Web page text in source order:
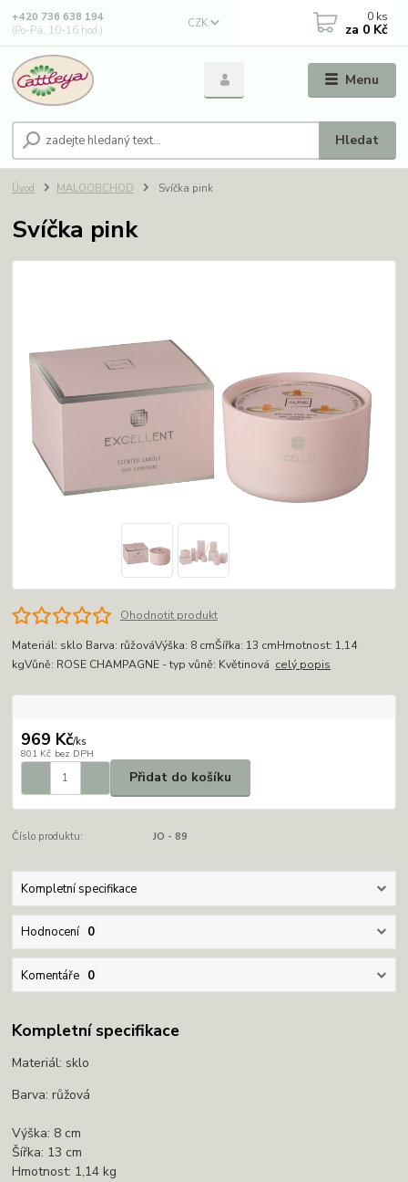
Menu
CZK
Hledat
+420 736 638 194
(Po-Pá, 10-16 hod.)
0 ks
za 0 Kč
Úvod MALOOBCHOD Svíčka pink
Svíčka pink
Ohodnotit produkt
Materiál: sklo Barva: růžováVýška: 8 cmŠířka: 13 cmHmotnost: 1,14
kgVůně: ROSE CHAMPAGNE - typ vůně: Květinová celý popis
969 Kč/ks
801 Kč bez DPH
Přidat do košíku
Číslo produktu: JO - 89
Kompletní specifikace
Hodnocení 0
Komentáře 0
Kompletní specifikace
Materiál: sklo
Barva: růžová
Výška: 8 cm
Šířka: 13 cm
Hmotnost: 1,14 kg